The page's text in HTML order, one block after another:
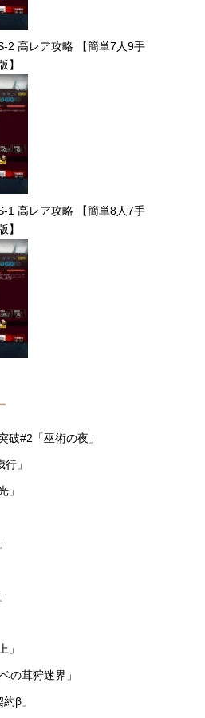
2 高レア攻略 【簡単7人9手
】
1 高レア攻略 【簡単8人7手
】
破#2「巫術の夜」
」
」
」
の茸狩迷界」
β」